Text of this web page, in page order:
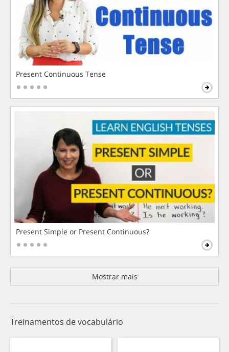
Present Continuous Tense
Present Simple or Present Continuous?
Mostrar mais
Treinamentos de vocabulário